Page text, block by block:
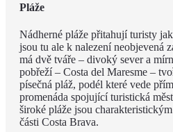
Pláže
Nádherné pláže přitahují turisty
jsou tu ale k nalezení neobjevená
má dvě tváře – divoký sever a
pobřeží – Costa del Maresme –
písečná pláž, podél které vede
promenáda spojující turistická
široké pláže jsou
části Costa Brava.